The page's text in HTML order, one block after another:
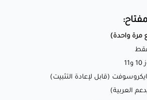
مرة واحدة)
(قابل لإعادة التثبيت)
العربية)